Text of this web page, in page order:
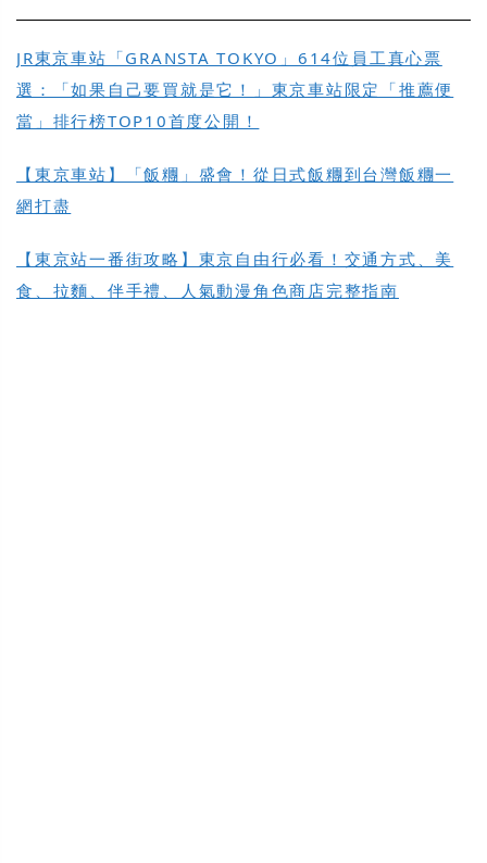
JR東京車站「GRANSTA TOKYO」614位員工真心票
選：「如果自己要買就是它！」東京車站限定「推薦便
當」排行榜TOP10首度公開！
【東京車站】「飯糰」盛會！從日式飯糰到台灣飯糰一
網打盡
【東京站一番街攻略】東京自由行必看！交通方式、美
食、拉麵、伴手禮、人氣動漫角色商店完整指南